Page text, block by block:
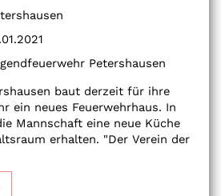
Petershausen
baut derzeit für ihre
ein neues Feuerwehrhaus. In
Mannschaft eine neue Küche
erhalten. "Der Verein der